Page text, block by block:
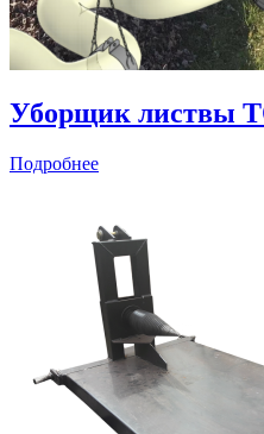
Уборщик листвы
Подробнее